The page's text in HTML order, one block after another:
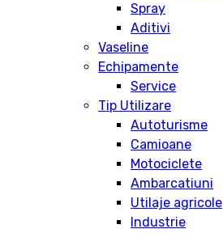
Spray
Aditivi
Vaseline
Echipamente
Service
Tip Utilizare
Autoturisme
Camioane
Motociclete
Ambarcatiuni
Utilaje agricole
Industrie